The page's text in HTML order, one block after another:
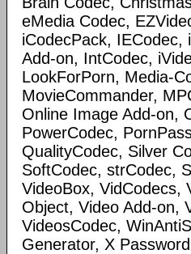
eMedia Codec,
iCodecPack, IECodec,
Add-on, IntCodec,
LookForPorn, Media-
MovieCommander,
Online Image Add-on,
PowerCodec,
QualityCodec, Silver
SoftCodec, strCodec,
VideoBox, VidCodecs,
Object, Video Add-on,
VideosCodec,
Generator, X